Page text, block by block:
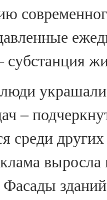
субстанция
–
среди